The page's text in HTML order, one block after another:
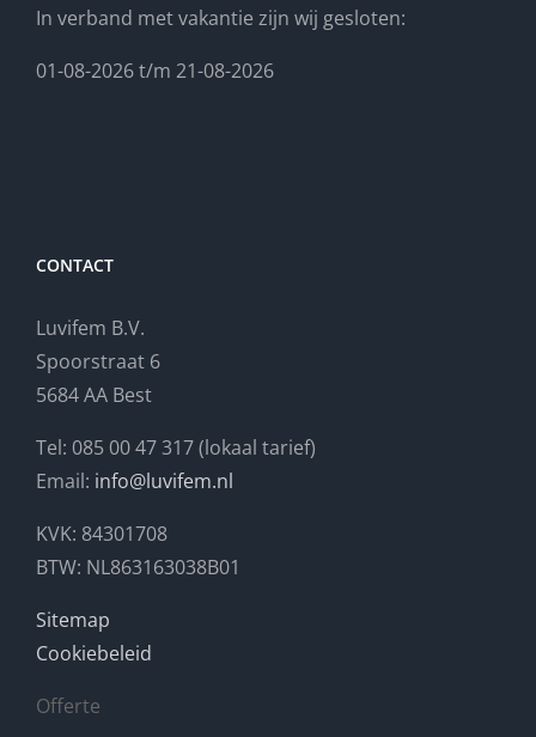
In verband met vakantie zijn wij gesloten:
01-08-2026 t/m 21-08-2026
CONTACT
Luvifem B.V.
Spoorstraat 6
5684 AA Best
Tel: 085 00 47 317 (lokaal tarief)
Email: info@luvifem.nl
KVK: 84301708
BTW: NL863163038B01
Sitemap
Cookiebeleid
Offerte